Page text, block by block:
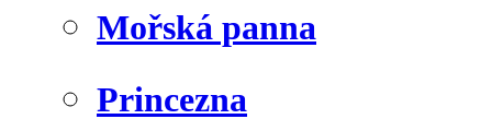
Mořská panna
Princezna